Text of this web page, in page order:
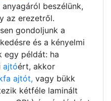
beszélünk,
az erezetről.
gondoljunk a
és a kényelmi
egy példát: ha
ajtóért, akkor
ajtót, vagy bükk
kétféle laminált